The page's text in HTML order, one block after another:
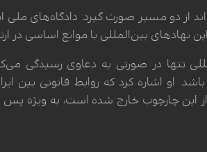
دو مسیر صورت گیرد: دادگاه‌های ملی
این نهادهای بین‌المللی با موانع اساسی
تنها در صورتی به دعاوی رسیدگی
از این چارچوب خارج شده است، به